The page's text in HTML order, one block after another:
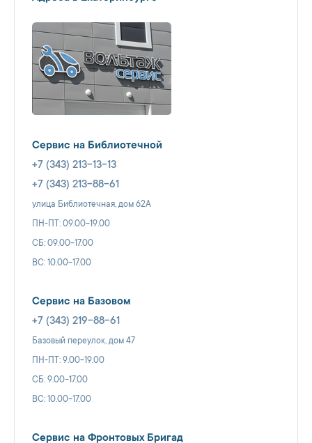
Сервис на Библиотечной
+7 (343) 213-13-13
+7 (343) 213-88-61
улица Библиотечная, дом 62А
ПН-ПТ: 09.00-19.00
СБ: 09.00-17.00
ВС: 10.00-17.00
Сервис на Базовом
+7 (343) 219-88-61
Базовый переулок, дом 47
ПН-ПТ: 9.00-19.00
СБ: 9.00-17.00
ВС: 10.00-17.00
Сервис на Фронтовых Бригад